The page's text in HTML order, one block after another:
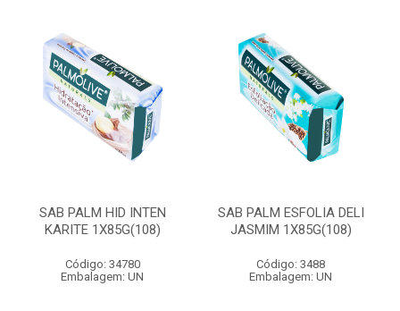
SAB PALM HID INTEN
KARITE 1X85G(108)
Código: 34780
Embalagem: UN
SAB PALM ESFOLIA DELI
JASMIM 1X85G(108)
Código: 3488
Embalagem: UN